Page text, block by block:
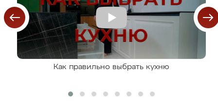
Как правильно выбрать кухню